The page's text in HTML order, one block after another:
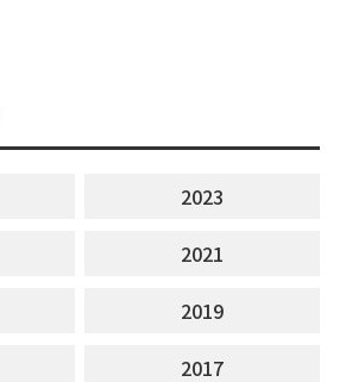
2023
2021
2019
2017